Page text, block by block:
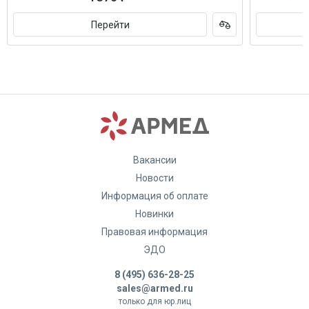
Перейти
Вакансии
Новости
Информация об оплате
Новинки
Правовая информация
ЭДО
8 (495) 636-28-25
sales@armed.ru
только для юр.лиц